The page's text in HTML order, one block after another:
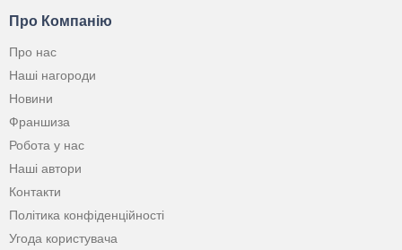
Про Компанію
Про нас
Наші нагороди
Новини
Франшиза
Робота у нас
Наші автори
Контакти
Політика конфіденційності
Угода користувача